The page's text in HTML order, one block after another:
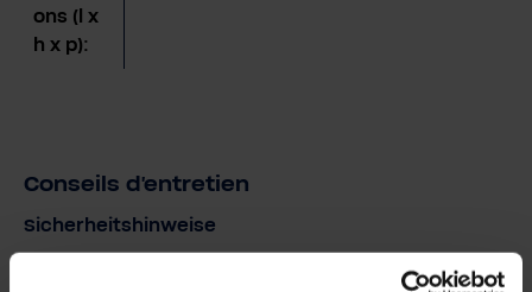
ons (l x
h x p):
Conseils d'entretien
Sicherheitshinweise